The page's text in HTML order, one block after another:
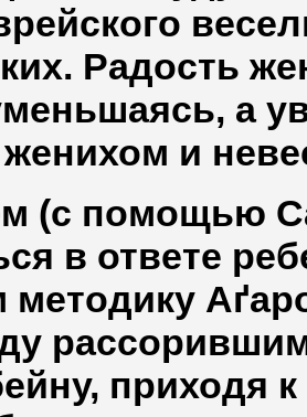
Радость
а
женихом и
(с помощью
в ответе
приходя